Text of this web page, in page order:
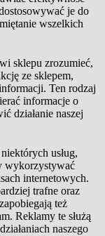
je do
wszelkich
sklepu zrozumieć,
ze sklepem,
Ten rodzaj
informacje o
działanie naszej
usług,
wykorzystywać
internetowych.
trafne oraz
też
Reklamy te służą
naszego